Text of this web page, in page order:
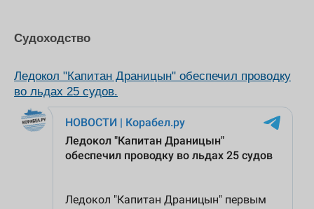
Судоходство
Ледокол "Капитан Драницын" обеспечил проводку
во льдах 25 судов.